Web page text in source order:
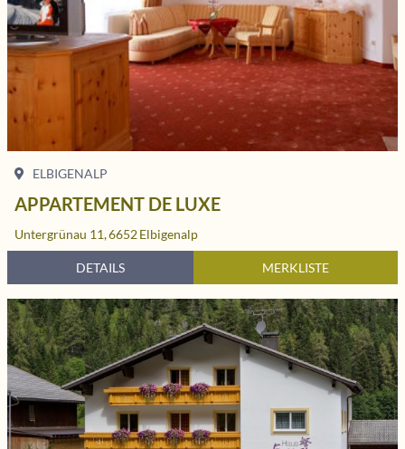
ELBIGENALP
APPARTEMENT DE LUXE
Untergrünau 11,6652Elbigenalp
DETAILS MERKLISTE